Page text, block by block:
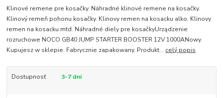
Klinové remene pre kosačky. Náhradné klinové remene na kosačky.
Klinový remeň pohonu kosačky. Klinovy remen na kosacku alko. Klinovy
remen na kosacku mtd. Náhradné diely pre kosačkyUrządzenie
rozruchowe NOCO GB40 JUMP STARTER BOOSTER 12V 1000ANowy.
Kupujesz w sklepie. Fabrycznie zapakowany. Produkt... celý popis
Dostupnosť 3-7 dni